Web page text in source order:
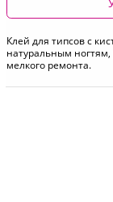
Клей для типсов с
натуральным
мелкого ремонта.